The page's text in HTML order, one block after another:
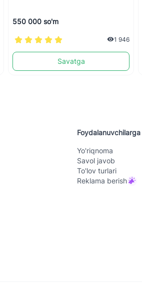
550 000 so'm
1 946
Savatga
Foydalanuvchilarga
Yo'riqnoma
Savol javob
To'lov turlari
Reklama berish